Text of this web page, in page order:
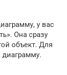
у вас
Она сразу
объект. Для
диаграмму.